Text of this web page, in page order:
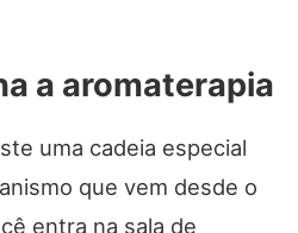
a aromaterapia
uma cadeia especial
que vem desde o
entra na sala de